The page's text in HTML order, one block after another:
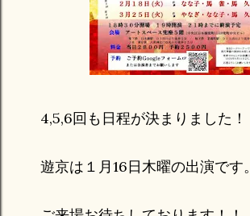
4,5,6回も日程が決まりました！
遊京は１月16日木曜の出演です。